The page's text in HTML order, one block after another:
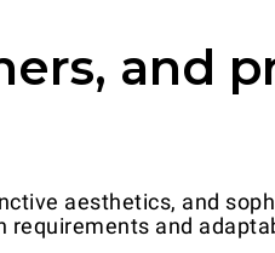
and
aesthetics, and
and